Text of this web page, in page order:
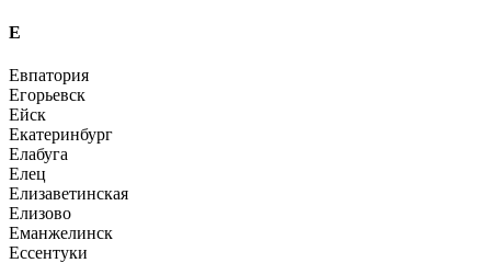
Е
Евпатория
Егорьевск
Ейск
Екатеринбург
Елабуга
Елец
Елизаветинская
Елизово
Еманжелинск
Ессентуки